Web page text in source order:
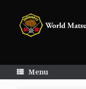
content
Menu